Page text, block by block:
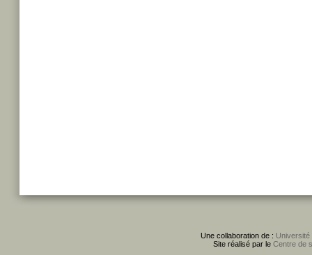
Une collaboration de : Université
Site réalisé par le Centre de